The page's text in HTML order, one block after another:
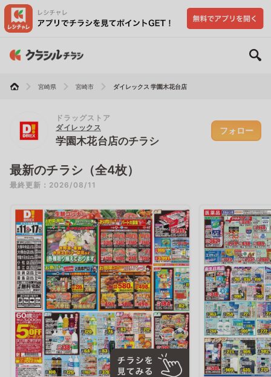
宮崎県 宮崎市 ダイレックス 学園木花台店
ドラッグストア
ダイレックス
学園木花台店のチラシ
フォロー
最新のチラシ（全4枚）
最終更新：2026/08/11